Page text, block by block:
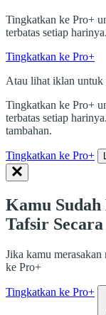
Tingkatkan ke Pro+
terbatas setiap harinya.
Tingkatkan ke Pro+
Atau lihat iklan untuk
Tingkatkan ke Pro+
terbatas setiap
tambahan.
Tingkatkan ke Pro+
Kamu
Tafsir
Jika kamu
ke Pro+
Tingkatkan ke Pro+